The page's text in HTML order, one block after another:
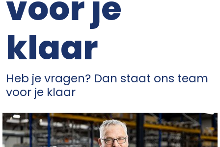
klaar
Heb je vragen? Dan staat ons team
voor je klaar